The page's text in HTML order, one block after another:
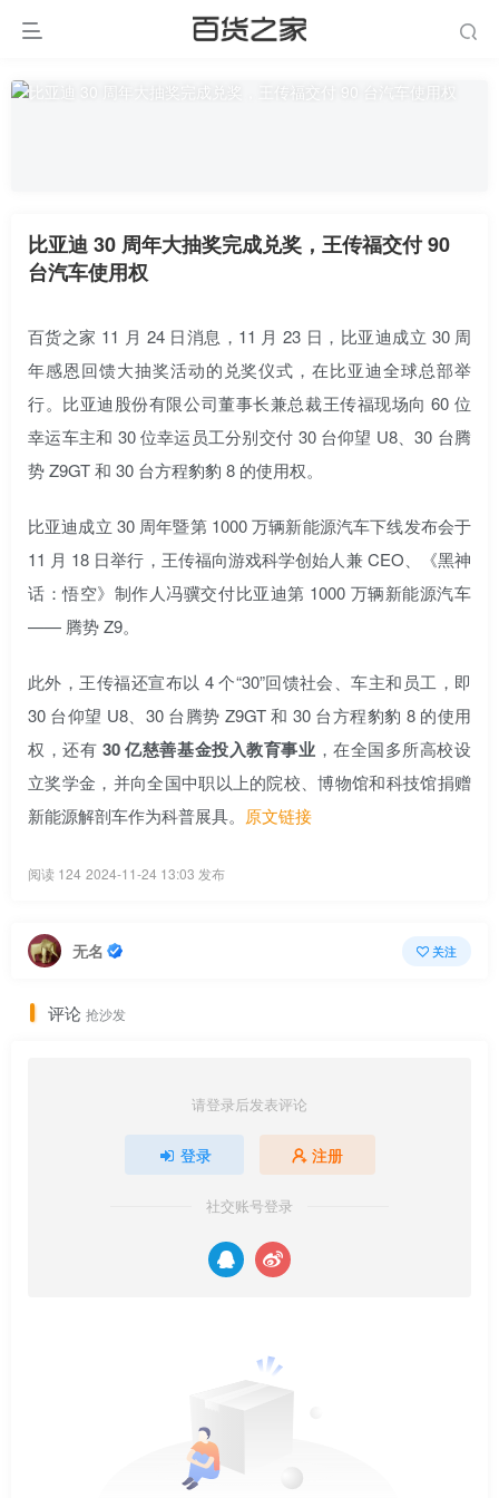
比亚迪 30 周年大抽奖完成兑奖，王传福交付 90
台汽车使用权
百货之家 11 月 24 日消息，11 月 23 日，比亚迪成立 30 周
年感恩回馈大抽奖活动的兑奖仪式，在比亚迪全球总部举
行。比亚迪股份有限公司董事长兼总裁王传福现场向 60 位
幸运车主和 30 位幸运员工分别交付 30 台仰望 U8、30 台腾
势 Z9GT 和 30 台方程豹豹 8 的使用权。
比亚迪成立 30 周年暨第 1000 万辆新能源汽车下线发布会于
11 月 18 日举行，王传福向游戏科学创始人兼 CEO、《黑神
话：悟空》制作人冯骥交付比亚迪第 1000 万辆新能源汽车
—— 腾势 Z9。
此外，王传福还宣布以 4 个“30”回馈社会、车主和员工，即
30 台仰望 U8、30 台腾势 Z9GT 和 30 台方程豹豹 8 的使用
权，还有 30 亿慈善基金投入教育事业 ，在全国多所高校设
立奖学金，并向全国中职以上的院校、博物馆和科技馆捐赠
新能源解剖车作为科普展具。 原文链接
阅读 124 2024-11-24 13:03 发布
无名 关注
评论 抢沙发
请登录后发表评论
登录 注册
社交账号登录